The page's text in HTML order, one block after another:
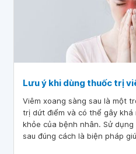
Lưu ý khi dùng thuốc trị
Viêm xoang sàng sau là một
trị dứt điểm và có thể gây khá
khỏe của bệnh nhân. Sử
sau đúng cách là biện pháp